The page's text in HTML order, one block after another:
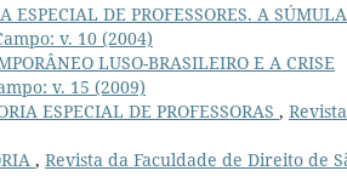
DE PROFESSORES. A SÚMULA
v. 10 (2004)
LUSO-BRASILEIRO E A CRISE
v. 15 (2009)
ESPECIAL DE PROFESSORAS ,
, Revista da Faculdade de Direito de